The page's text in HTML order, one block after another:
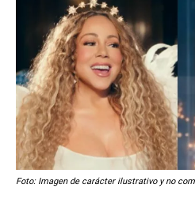
Foto: Imagen de carácter ilustrativo y no